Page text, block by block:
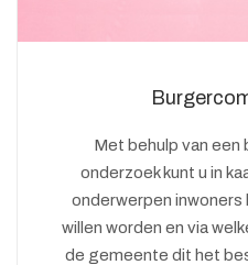
Met behulp van
onderzoek kunt u in
onderwerpen
willen worden en via
de gemeente dit het